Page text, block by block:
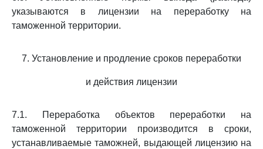
указываются в лицензии на переработку на
таможенной территории.
7. Установление и продление сроков переработки
и действия лицензии
7.1. Переработка объектов переработки на
таможенной территории производится в сроки,
устанавливаемые таможней, выдающей лицензию на